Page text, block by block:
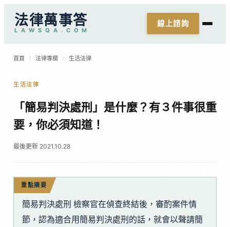
法律萬事答
L A W S Q A . C O M
線上諮詢
首頁 / 法律專欄 / 生活法律
生活法律
「簡易判決處刑」是什麼？有３件事很重
要，你必須知道！
最後更新 2021.10.28
重點摘要
簡易判決處刑 檢察官在偵查終結後，審酌案件情
節，認為適合用簡易判決處刑的話，就會以聲請簡